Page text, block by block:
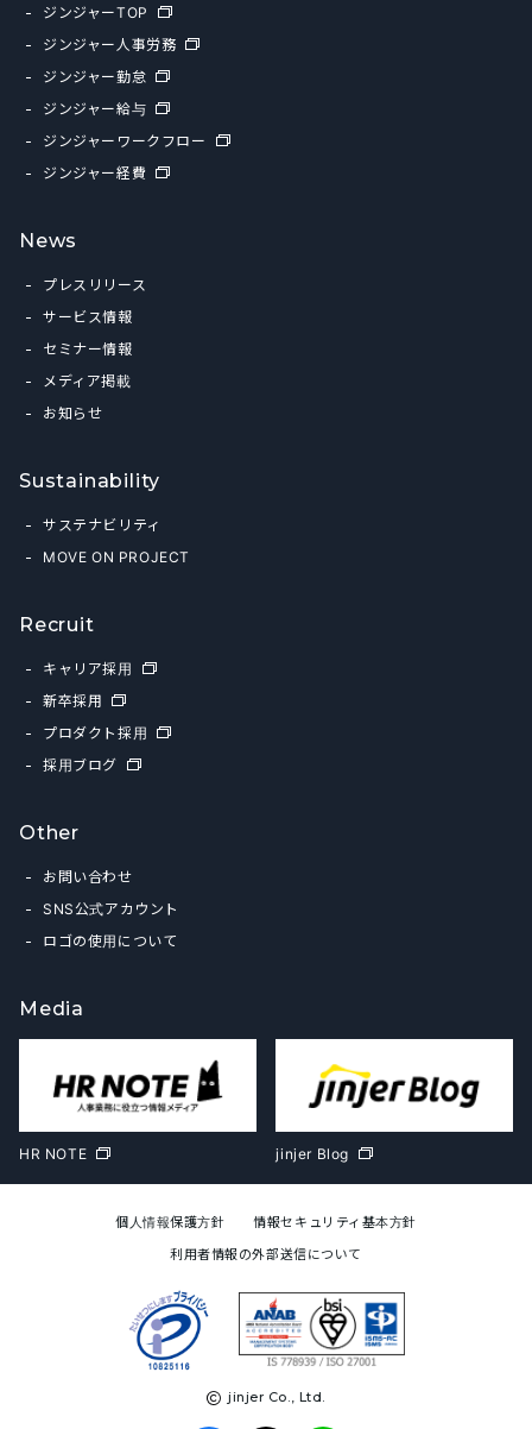
ジンジャーTOP
ジンジャー人事労務
ジンジャー勤怠
ジンジャー給与
ジンジャーワークフロー
ジンジャー経費
News
プレスリリース
サービス情報
セミナー情報
メディア掲載
お知らせ
Sustainability
サステナビリティ
MOVE ON PROJECT
Recruit
キャリア採用
新卒採用
プロダクト採用
採用ブログ
Other
お問い合わせ
SNS公式アカウント
ロゴの使用について
Media
HR NOTE jinjer Blog
jinjer Co., Ltd.
個人情報保護方針
情報セキュリティ基本方針
利用者情報の外部送信について